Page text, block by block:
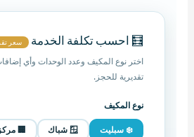
🧮 احسب تكلفة الخدمة سعر
اختر نوع المكيف وعدد الوحدات وأي
تقديرية للحجز.
نوع المكيف
❄️ سبليت
🪟 شباك 🏢